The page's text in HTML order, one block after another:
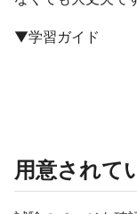
▼学習ガイド
用意されて